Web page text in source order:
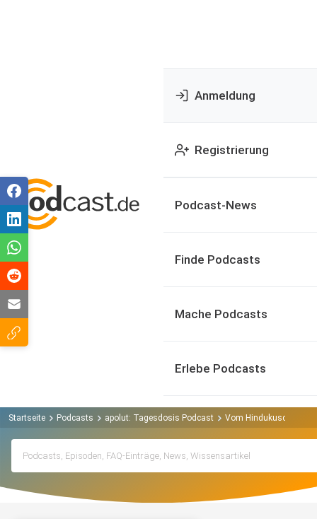
Anmeldung
Registrierung
Podcast-News
Finde Podcasts
Mache Podcasts
Erlebe Podcasts
Startseite Podcasts apolut: Tagesdosis Podcast Vom Hindukusch ins